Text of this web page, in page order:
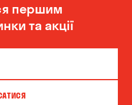
першим
та акції